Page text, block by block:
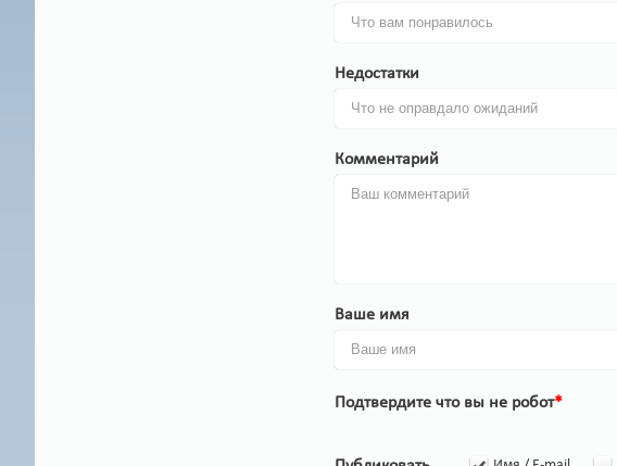
Недостатки
Комментарий
Ваше имя
Подтвердите что вы не робот*